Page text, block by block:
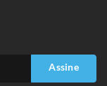
Assine